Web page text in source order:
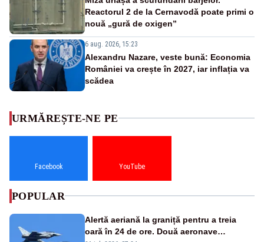
Reactorul 2 de la Cernavodă poate primi o
nouă „gură de oxigen”
6 aug. 2026, 15:23
Alexandru Nazare, veste bună: Economia
României va crește în 2027, iar inflația va
scădea
URMĂREȘTE-NE PE
Facebook YouTube
POPULAR
Alertă aeriană la graniță pentru a treia
oară în 24 de ore. Două aeronave